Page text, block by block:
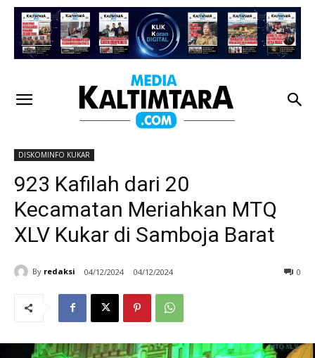
DISKOMINFO KUKAR
923 Kafilah dari 20
Kecamatan Meriahkan MTQ
XLV Kukar di Samboja Barat
By redaksi 04/12/2024 04/12/2024 0